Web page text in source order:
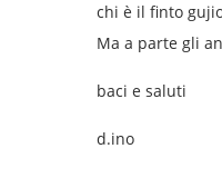
chi è il finto
Ma a parte gli
baci e saluti
d.ino